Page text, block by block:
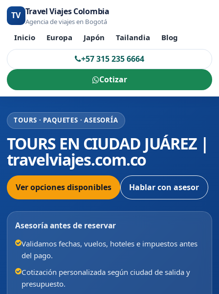
TV Travel Viajes Colombia
Agencia de viajes en Bogotá
Inicio Europa Japón Tailandia Blog
+57 315 235 6664
Cotizar
TOURS · PAQUETES · ASESORÍA
TOURS EN CIUDAD JUÁREZ |
travelviajes.com.co
Ver opciones disponibles Hablar con asesor
Asesoría antes de reservar
Validamos fechas, vuelos, hoteles e impuestos antes
del pago.
Cotización personalizada según ciudad de salida y
presupuesto.